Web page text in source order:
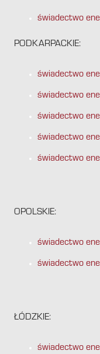
świadectwo
PODKARPACKIE:
świadectwo
świadectwo
świadectwo
świadectwo
świadectwo
OPOLSKIE:
świadectwo
świadectwo
ŁÓDZKIE:
świadectwo